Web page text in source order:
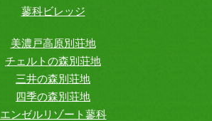
蓼科ビレッジ
美濃戸高原別荘地
チェルトの森別荘地
三井の森別荘地
四季の森別荘地
エンゼルリゾート蓼科